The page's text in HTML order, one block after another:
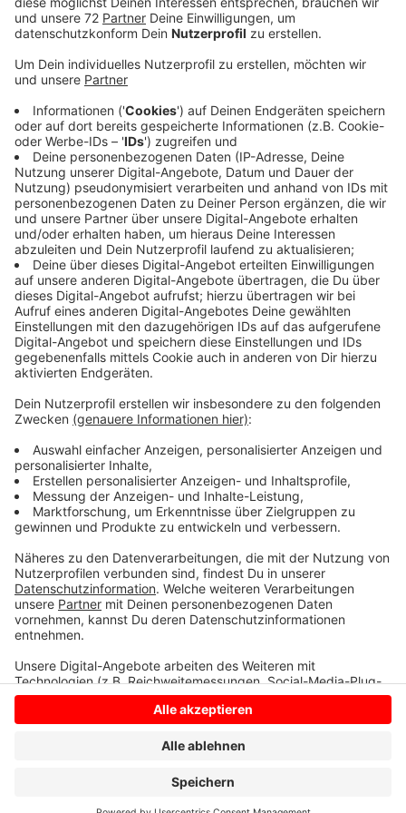
Einem Bericht des Kölner Stadtanzeigers zufolge ja,
sagen der CDU-Bundestagsabgeordnete Marc
Henrichmann aus Havixbeck und sein Landtagskollege
Dietmar Panske aus Ascheberg. Die Zeitung spricht
von einem internen Bericht. Demnach soll die für den
Trassenausbau zuständige Bahn-Netzgesellschaft
statt der zugesagten 40 Milliarden Euro nur noch 27
Milliarden bekommen. Hintergrund sei die
Haushaltskrise der Bundesregierung. Gefährdet seien
Projekte, die noch in Planung sind - wie die Strecke
Münster - Ascheberg - Dortmund. Stimmt das, wäre
das ein Schock sagt auch die Gemeinde Ascheberg.
Sie und die CDU-Abgeordneten setzen sich schon
lange für den Ausbau ein. Die Strecke gehört zu den
unpünktlichsten im Land, weil sich Nah- und Fernzüge
ein Gleis teilen. Es brauche jetzt dringend eine
Klarstellung des Bundesverkehrsministers. Radio
Kiepenkerl bleibt dran. Erst im August wurde nach
jahrzehntelangen Versprechen ein Rahmenvertrag zum
zweigleisigen Ausbau unterschrieben.
Anzeige